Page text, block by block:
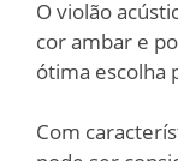
O violão
cor ambar e
ótima escolha
Com